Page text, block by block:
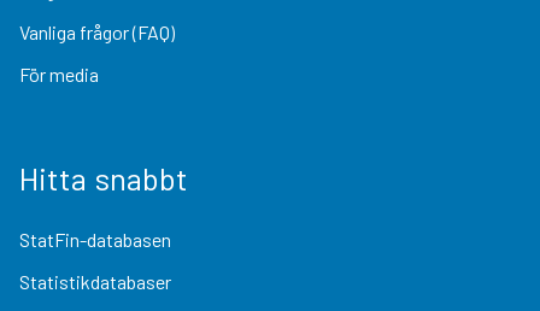
Vanliga frågor (FAQ)
För media
Hitta snabbt
StatFin-databasen
Statistikdatabaser